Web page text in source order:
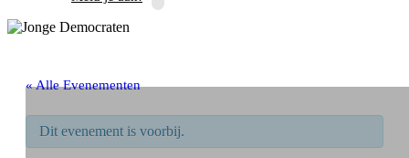
« Alle Evenementen
Dit evenement is voorbij.